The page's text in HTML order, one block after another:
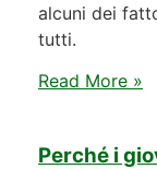
alcuni dei
tutti.
Read More »
Perché i